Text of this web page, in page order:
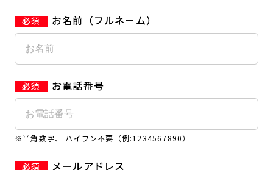
休会お手続き オプション料金
アクセス
入会するトップ
Appで入会手続き
キャンペーン
アクセス 店舗情報・サービス
JOYFIT総合トップ
お名前（フルネーム）
お電話番号
※半角数字、 ハイフン不要（例:1234567890）
メールアドレス